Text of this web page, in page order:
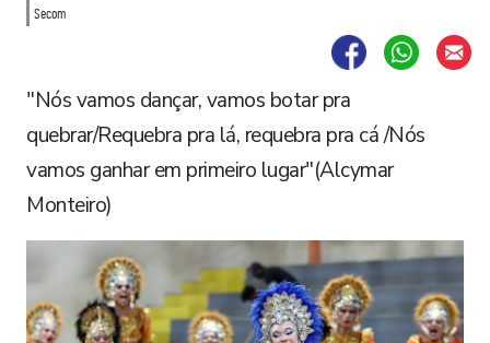
Secom
"Nós vamos dançar, vamos botar pra
quebrar/Requebra pra lá, requebra pra cá /Nós
vamos ganhar em primeiro lugar"(Alcymar
Monteiro)